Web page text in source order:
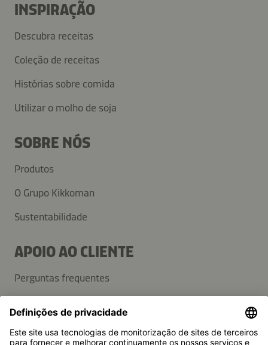
INSPIRAÇÃO
Descubra receitas
Coleção de receitas
Histórias sobre comida
Utilizar o molho de soja
SOBRE NÓS
Produtos
O Grupo Kikkoman
Sustentabilidade
APOIO AO CLIENTE
Perguntas frequentes
Newsletter